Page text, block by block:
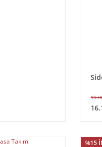
%15